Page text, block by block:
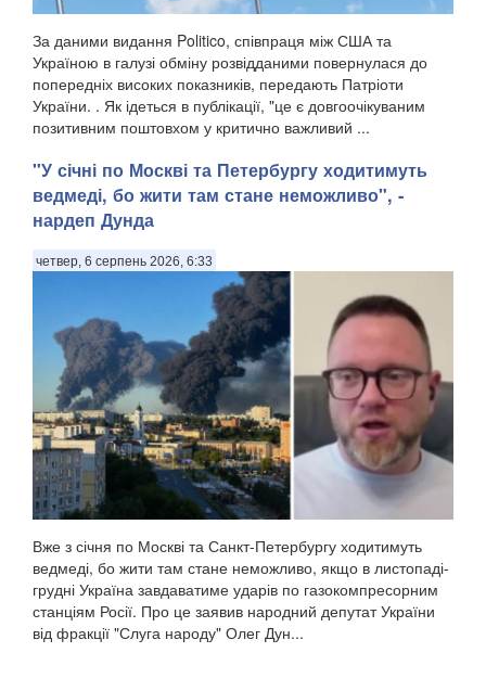
За даними видання Politico, співпраця між США та
Україною в галузі обміну розвідданими повернулася до
попередніх високих показників, передають Патріоти
України. . Як ідеться в публікації, "це є довгоочікуваним
позитивним поштовхом у критично важливий ...
"У січні по Москві та Петербургу ходитимуть
ведмеді, бо жити там стане неможливо", -
нардеп Дунда
четвер, 6 серпень 2026, 6:33
Вже з січня по Москві та Санкт-Петербургу ходитимуть
ведмеді, бо жити там стане неможливо, якщо в листопаді-
грудні Україна завдаватиме ударів по газокомпресорним
станціям Росії. Про це заявив народний депутат України
від фракції "Слуга народу" Олег Дун...